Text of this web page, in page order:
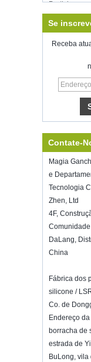
Bem-vindo
Place
de alimentos
Boa sorte
Shenzhen
8
informações
contato com
...
Hot selling
vacuum
sealer, we
version with
sensor...
Inspired
Chicago, IL,
We are
Home
Chicago, IL,
number
us. Best
Se
Receba
Contate-
Magia
e
Tecnologia
Zhen, Ltd
4F,
DaLang,
China
Fábrica dos
silicone /
Co. de
Endereço
borracha de
estrada de
BuLong, vila